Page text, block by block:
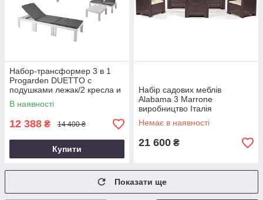
Набор-трансформер 3 в 1
Progarden DUETTO с
подушками лежак/2 кресла и
столик производство Италия
цвет белый
В наявності
12 388 ₴ 14 400 ₴
Купити
Набір садових меблів
Alabama 3 Marrone
виробництво Італія
коричневий + беж
Немає в наявності
21 600 ₴
Показати ще